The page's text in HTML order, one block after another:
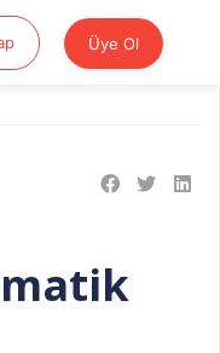
Giriş Yap Üye Ol